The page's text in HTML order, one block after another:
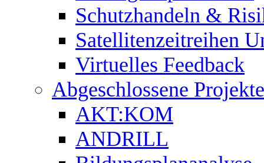
Schutzhandeln &
Satellitenzeitreihen
Virtuelles Feedback
Abgeschlossene Projekte
AKT:KOM
ANDRILL